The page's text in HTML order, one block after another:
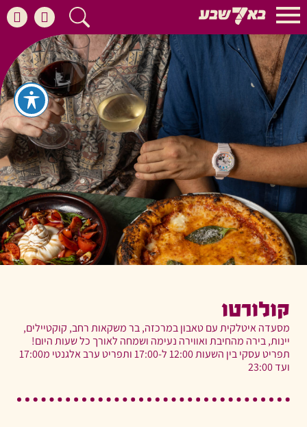
קולורטו
מסעדה איטלקית עם טאבון במרכזה, בר משקאות רחב, קוקטיילים,
יינות, בירה מהחיבת ואווירה נעימה ושמחה לאורך כל שעות היום!
תפריט עסקי בין השעות 12:00 ל-17:00 ותפריט ערב אלגנטי מ17:00
ועד 23:00